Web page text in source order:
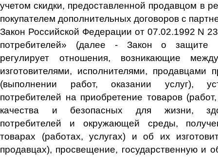
учетом скидки, предоставленной продавцом в
покупателем дополнительных договоров с
Закон Российской Федерации от 07.02.1992 N
потребителей» (далее - Закон о защите
регулирует отношения, возникающие
изготовителями, исполнителями, продавцами
(выполнении работ, оказании услуг),
потребителей на приобретение товаров
качества и безопасных для жизни,
потребителей и окружающей среды,
товарах (работах, услугах) и об их
продавцах), просвещение, государственную и